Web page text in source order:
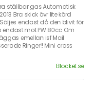
ställbar gas Automatisk
Bra skick övr lite körd
endast då den blivit för
endast mot PW 80cc Om
emellan isf Mail
Ringer!! Mini cross
Blocket.se